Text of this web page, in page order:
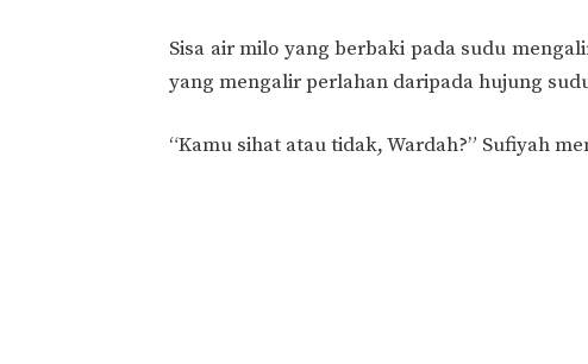
Sisa air milo yang berbaki pada sudu
yang mengalir perlahan daripada hujung
“Kamu sihat atau tidak, Wardah?” Sufiyah